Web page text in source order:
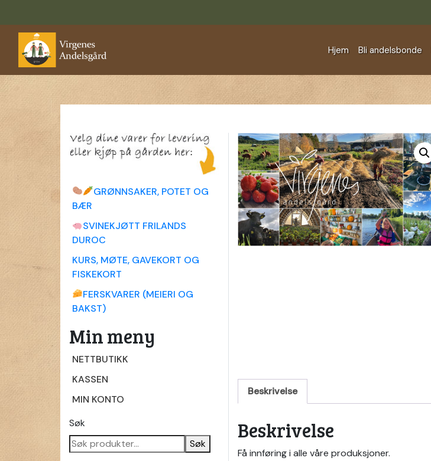
Hjem Bli andelsbonde
GRØNNSAKER, POTET OG
BÆR
SVINEKJØTT FRILANDS
DUROC
KURS, MØTE, GAVEKORT OG
FISKEKORT
FERSKVARER (MEIERI OG
BAKST)
Min meny
NETTBUTIKK
KASSEN
MIN KONTO
Søk
Søk
Beskrivelse
Beskrivelse
Få innføring i alle våre produksjoner.